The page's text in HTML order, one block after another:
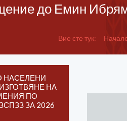
до Емин Ибрям
Вие сте тук:
НАСЕЛЕНИ
НА
ПО
ЗА 2026